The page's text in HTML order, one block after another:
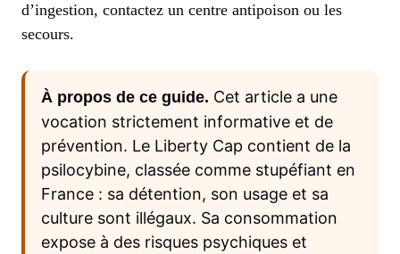
d’ingestion, contactez un centre antipoison ou les
secours.
À propos de ce guide. Cet article a une
vocation strictement informative et de
prévention. Le Liberty Cap contient de la
psilocybine, classée comme stupéfiant en
France : sa détention, son usage et sa
culture sont illégaux. Sa consommation
expose à des risques psychiques et